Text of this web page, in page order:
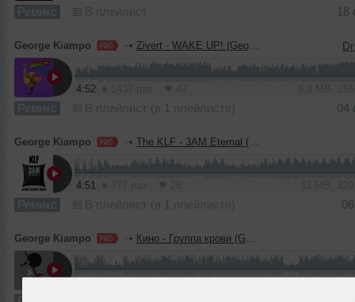
Ремикс В плейлист 18
George Kiampo ➝ Zivert - WAKE UP! (George Kiampo DnB Remix)
4:52
Ремикс В плейлист (в 1 плейлисте) 04
George Kiampo ➝ The KLF - 3AM Eternal (George Kiampo Remix)
4:51
Ремикс В плейлист (в 1 плейлисте)
George Kiampo ➝ Кино - Группа крови (George Kiampo Remix)
1